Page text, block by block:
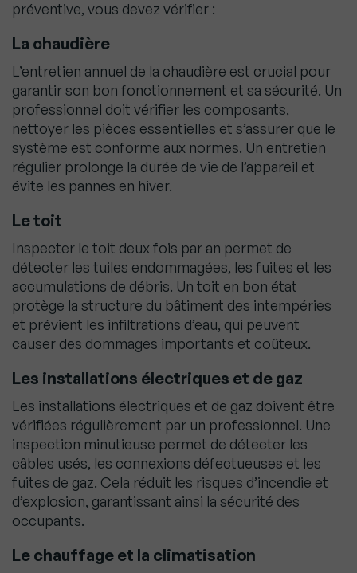
préventive, vous devez vérifier :
La chaudière
L’entretien annuel de la chaudière est crucial pour
garantir son bon fonctionnement et sa sécurité. Un
professionnel doit vérifier les composants,
nettoyer les pièces essentielles et s’assurer que le
système est conforme aux normes. Un entretien
régulier prolonge la durée de vie de l’appareil et
évite les pannes en hiver.
Le toit
Inspecter le toit deux fois par an permet de
détecter les tuiles endommagées, les fuites et les
accumulations de débris. Un toit en bon état
protège la structure du bâtiment des intempéries
et prévient les infiltrations d’eau, qui peuvent
causer des dommages importants et coûteux.
Les installations électriques et de gaz
Les installations électriques et de gaz doivent être
vérifiées régulièrement par un professionnel. Une
inspection minutieuse permet de détecter les
câbles usés, les connexions défectueuses et les
fuites de gaz. Cela réduit les risques d’incendie et
d’explosion, garantissant ainsi la sécurité des
occupants.
Le chauffage et la climatisation